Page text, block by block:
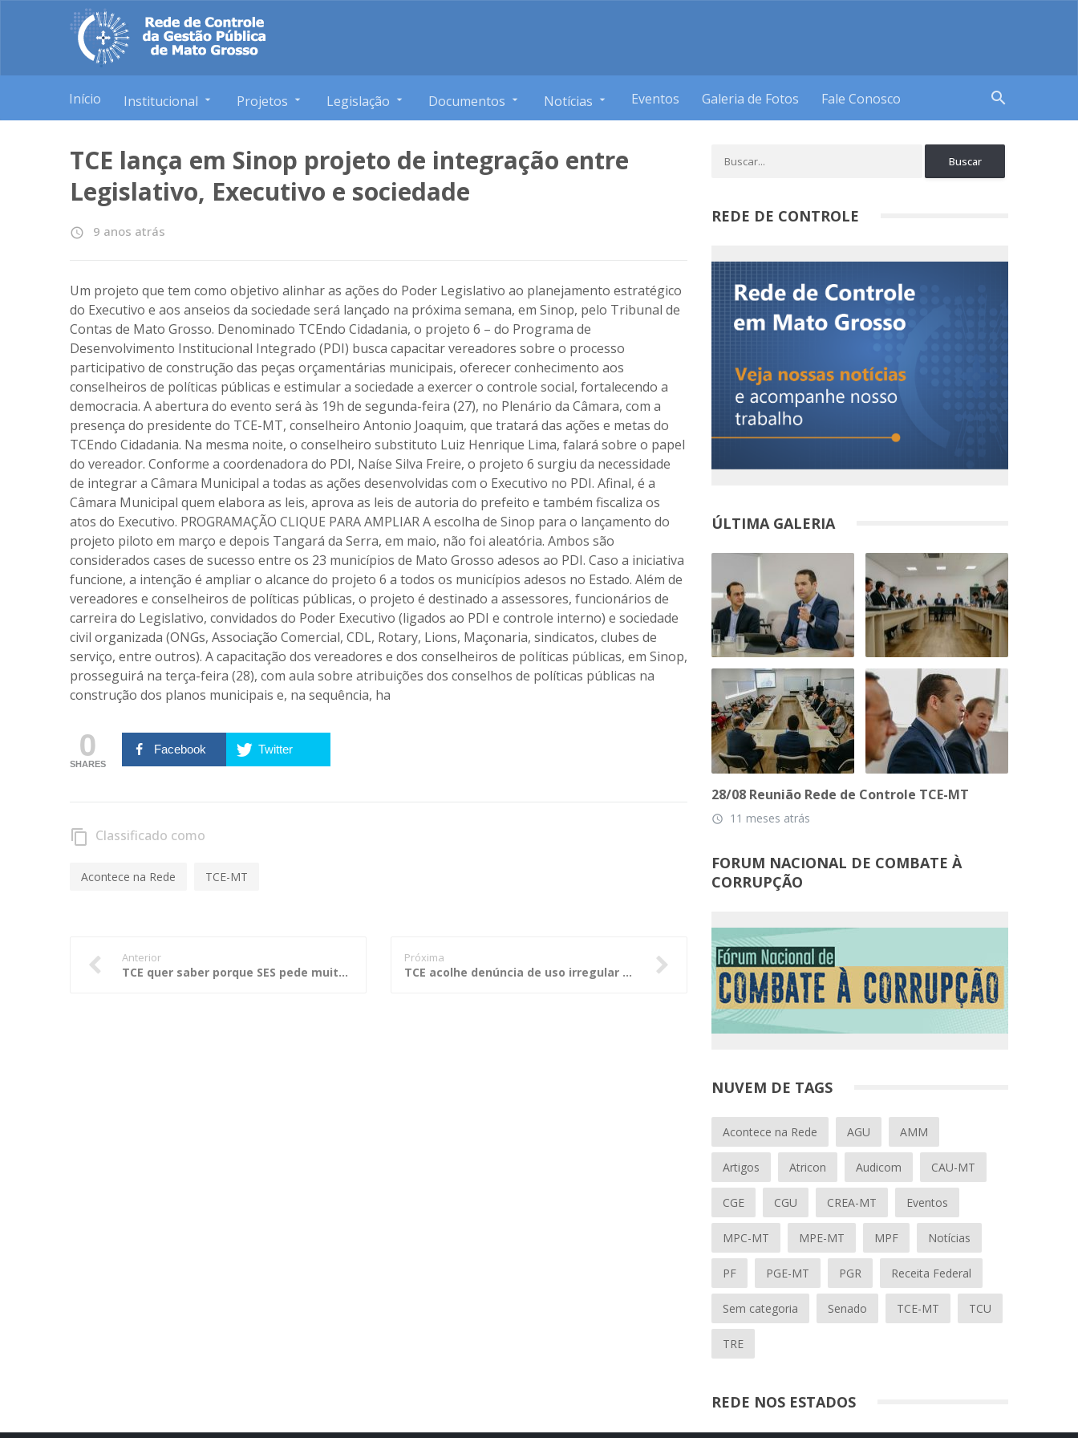
Início Institucional Projetos Legislação Documentos Notícias Eventos Galeria de Fotos Fale Conosco search
TCE lança em Sinop projeto de integração entre
Legislativo, Executivo e sociedade
access_time 9 anos atrás
Um projeto que tem como objetivo alinhar as ações do Poder Legislativo ao planejamento estratégico
do Executivo e aos anseios da sociedade será lançado na próxima semana, em Sinop, pelo Tribunal de
Contas de Mato Grosso. Denominado TCEndo Cidadania, o projeto 6 – do Programa de
Desenvolvimento Institucional Integrado (PDI) busca capacitar vereadores sobre o processo
participativo de construção das peças orçamentárias municipais, oferecer conhecimento aos
conselheiros de políticas públicas e estimular a sociedade a exercer o controle social, fortalecendo a
democracia. A abertura do evento será às 19h de segunda-feira (27), no Plenário da Câmara, com a
presença do presidente do TCE-MT, conselheiro Antonio Joaquim, que tratará das ações e metas do
TCEndo Cidadania. Na mesma noite, o conselheiro substituto Luiz Henrique Lima, falará sobre o papel
do vereador. Conforme a coordenadora do PDI, Naíse Silva Freire, o projeto 6 surgiu da necessidade
de integrar a Câmara Municipal a todas as ações desenvolvidas com o Executivo no PDI. Afinal, é a
Câmara Municipal quem elabora as leis, aprova as leis de autoria do prefeito e também fiscaliza os
atos do Executivo. PROGRAMAÇÃO CLIQUE PARA AMPLIAR A escolha de Sinop para o lançamento do
projeto piloto em março e depois Tangará da Serra, em maio, não foi aleatória. Ambos são
considerados cases de sucesso entre os 23 municípios de Mato Grosso adesos ao PDI. Caso a iniciativa
funcione, a intenção é ampliar o alcance do projeto 6 a todos os municípios adesos no Estado. Além de
vereadores e conselheiros de políticas públicas, o projeto é destinado a assessores, funcionários de
carreira do Legislativo, convidados do Poder Executivo (ligados ao PDI e controle interno) e sociedade
civil organizada (ONGs, Associação Comercial, CDL, Rotary, Lions, Maçonaria, sindicatos, clubes de
serviço, entre outros). A capacitação dos vereadores e dos conselheiros de políticas públicas, em Sinop,
prosseguirá na terça-feira (28), com aula sobre atribuições dos conselhos de políticas públicas na
construção dos planos municipais e, na sequência, ha
0
SHARES
Facebook Twitter
content_copy Classificado como
Acontece na Rede TCE-MT
Anterior
TCE quer saber porque SES pede muitas prorrogações de prazo e não cumprem TAG de saúde
Próxima
TCE acolhe denúncia de uso irregular de combustível na prefeitura de Várzea Grande
REDE DE CONTROLE
ÚLTIMA GALERIA
28/08 Reunião Rede de Controle TCE-MT
access_time 11 meses atrás
FORUM NACIONAL DE COMBATE À
CORRUPÇÃO
NUVEM DE TAGS
Acontece na Rede AGU AMM
Artigos Atricon Audicom CAU-MT
CGE CGU CREA-MT Eventos
MPC-MT MPE-MT MPF Notícias
PF PGE-MT PGR Receita Federal
Sem categoria Senado TCE-MT TCU
TRE
REDE NOS ESTADOS